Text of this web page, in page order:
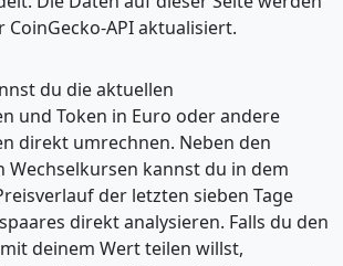
API aktualisiert.
du die aktuellen
und Token in Euro oder andere
direkt umrechnen. Neben den
Wechselkursen kannst du in dem
der letzten sieben Tage
direkt analysieren. Falls du den
deinem Wert teilen willst,